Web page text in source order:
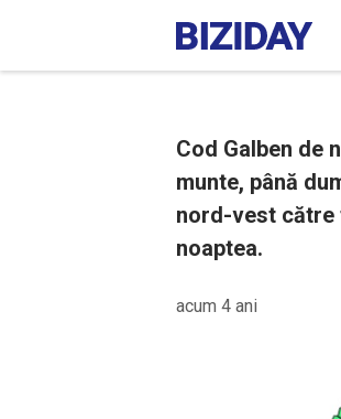
Cod Galben de
munte, până
nord-vest către
noaptea.
acum 4 ani